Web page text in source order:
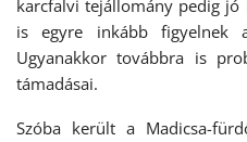
karcfalvi tejállomány pedig jó
is egyre inkább figyelnek
Ugyanakkor továbbra is
támadásai.
Szóba került a Madicsa-